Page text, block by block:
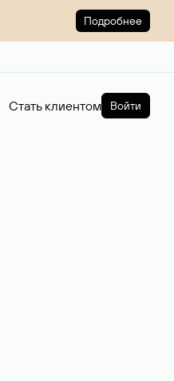
Подробнее
Стать клиентом Войти